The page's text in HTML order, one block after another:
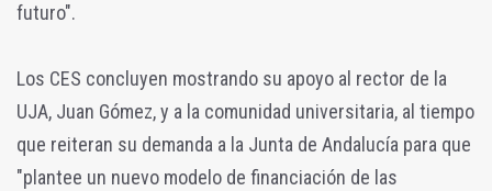
futuro".
Los CES concluyen mostrando su apoyo al rector de la
UJA, Juan Gómez, y a la comunidad universitaria, al tiempo
que reiteran su demanda a la Junta de Andalucía para que
"plantee un nuevo modelo de financiación de las